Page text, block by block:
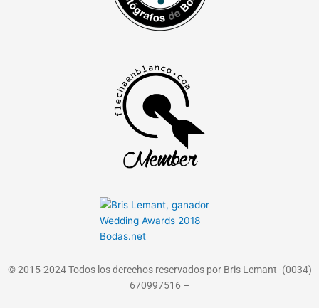
© 2015-2024 Todos los derechos reservados por Bris Lemant -(0034)
670997516 –